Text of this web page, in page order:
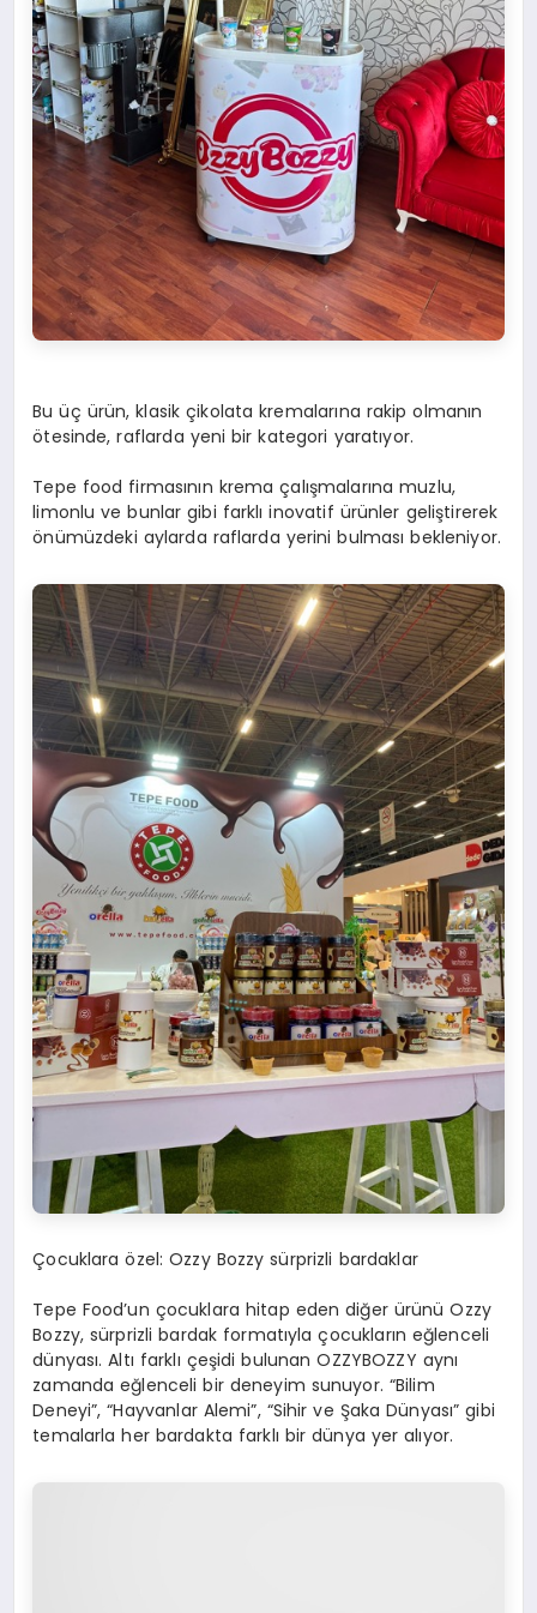
Bu üç ürün, klasik çikolata kremalarına rakip olmanın
ötesinde, raflarda yeni bir kategori yaratıyor.
Tepe food firmasının krema çalışmalarına muzlu,
limonlu ve bunlar gibi farklı inovatif ürünler geliştirerek
önümüzdeki aylarda raflarda yerini bulması bekleniyor.
Çocuklara özel: Ozzy Bozzy sürprizli bardaklar
Tepe Food’un çocuklara hitap eden diğer ürünü Ozzy
Bozzy, sürprizli bardak formatıyla çocukların eğlenceli
dünyası. Altı farklı çeşidi bulunan OZZYBOZZY aynı
zamanda eğlenceli bir deneyim sunuyor. “Bilim
Deneyi”, “Hayvanlar Alemi”, “Sihir ve Şaka Dünyası” gibi
temalarla her bardakta farklı bir dünya yer alıyor.